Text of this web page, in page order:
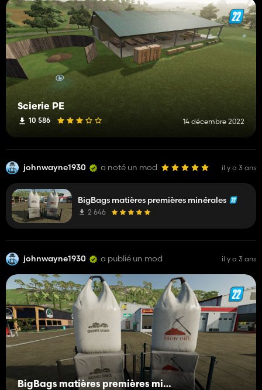
Scierie PE
10 586 14 décembre 2022
johnwayne1930 a noté un mod il y a 3 ans
BigBags matières premières minérales
2 646
johnwayne1930 a publié un mod il y a 3 ans
BigBags matières premières minérales